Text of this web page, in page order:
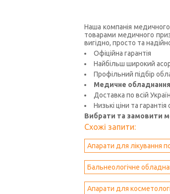
Наша компанія медичного
товарами медичного
вигідно, просто та
Офіційна гарантія
Найбільш широкий
Профільний підбір
Медичне
Доставка по всій
Низькі ціни та гарантія
Вибрати та замовити
Схожі запити:
Апарати для лікування
Бальнеологічне
Апарати для